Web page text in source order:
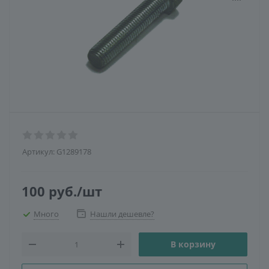
Артикул: G1289178
100 руб./шт
Много Нашли дешевле?
В корзину